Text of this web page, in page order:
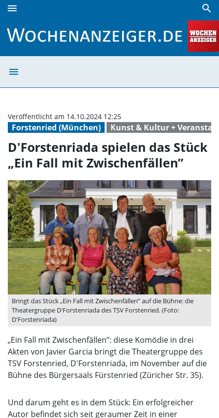
menu search
menu
Forstenried (München) Kunst & Kultur +
Veröffentlicht am 14.10.2024 12:25
D'Forstenriada spielen das Stück
„Ein Fall mit Zwischenfällen”
Bringt das Stück „Ein Fall mit Zwischenfällen” auf die Bühne: die
Theatergruppe D'Forstenriada des TSV Forstenried. (Foto:
D'Forstenriada)
„Ein Fall mit Zwischenfällen”: diese Komödie in drei
Akten von Javier Garcia bringt die Theatergruppe des
TSV Forstenried, D'Forstenriada, im November auf die
Bühne des Bürgersaals Fürstenried (Züricher Str. 35).
Und darum geht es in dem Stück: Ein erfolgreicher
Autor befindet sich seit geraumer Zeit in einer